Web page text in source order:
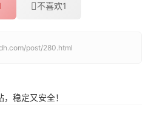
不喜欢1
post/280.html
稳定又安全！